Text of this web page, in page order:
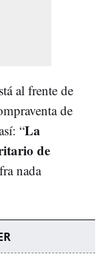
al frente de
de
“La
de
nada